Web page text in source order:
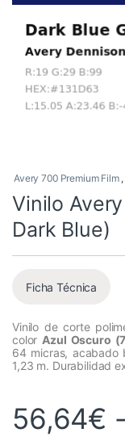
Avery 700 Premium Film ,
Vinilo
Dark Blue)
Ficha Técnica
Vinilo de corte
color Azul Oscuro
64 micras, acabado
1,23 m. Durabilidad
56,64€ -